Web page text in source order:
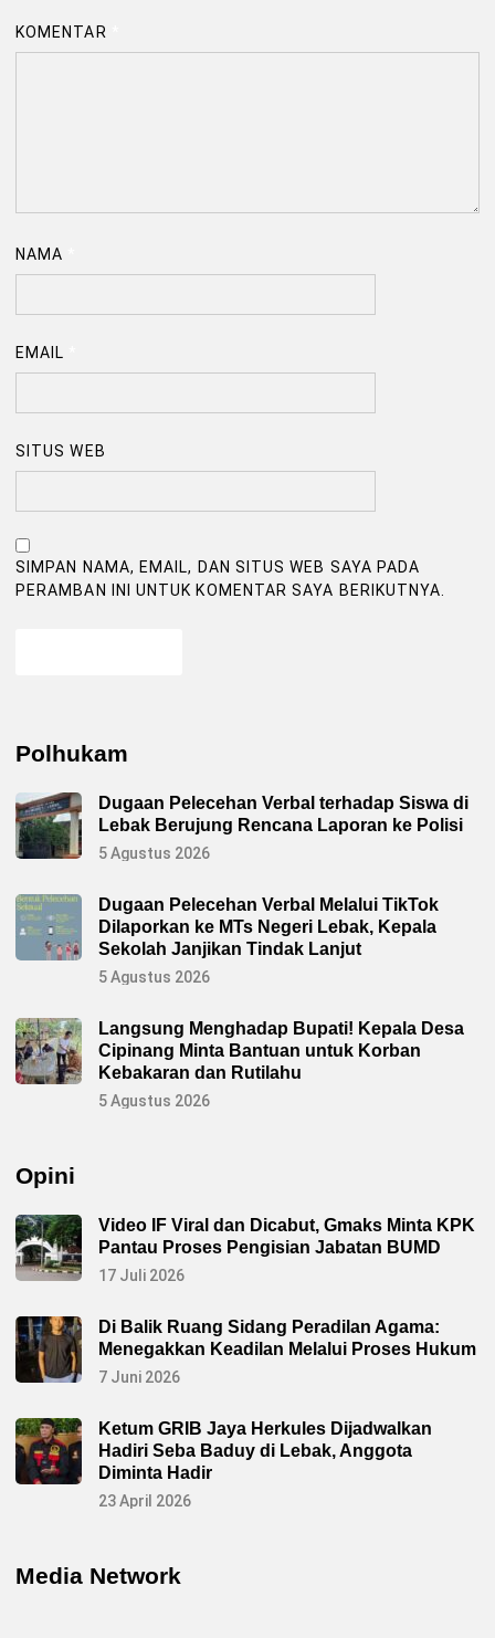
KOMENTAR
NAMA
EMAIL
SITUS WEB
SIMPAN NAMA, EMAIL, DAN SITUS WEB SAYA PADA
PERAMBAN INI UNTUK KOMENTAR SAYA BERIKUTNYA.
Polhukam
Dugaan Pelecehan Verbal terhadap Siswa di
Lebak Berujung Rencana Laporan ke Polisi
5 Agustus 2026
Dugaan Pelecehan Verbal Melalui TikTok
Dilaporkan ke MTs Negeri Lebak, Kepala
Sekolah Janjikan Tindak Lanjut
5 Agustus 2026
Langsung Menghadap Bupati! Kepala Desa
Cipinang Minta Bantuan untuk Korban
Kebakaran dan Rutilahu
5 Agustus 2026
Opini
Video IF Viral dan Dicabut, Gmaks Minta KPK
Pantau Proses Pengisian Jabatan BUMD
17 Juli 2026
Di Balik Ruang Sidang Peradilan Agama:
Menegakkan Keadilan Melalui Proses Hukum
7 Juni 2026
Ketum GRIB Jaya Herkules Dijadwalkan
Hadiri Seba Baduy di Lebak, Anggota
Diminta Hadir
23 April 2026
Media Network